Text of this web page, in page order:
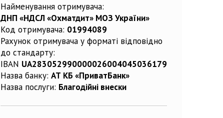
Найменування отримувача:
ДНП «НДСЛ «Охматдит» МОЗ України»
Код отримувача: 01994089
Рахунок отримувача у форматі відповідно
до стандарту:
IBAN UA283052990000026004045036179
Назва банку: АТ КБ «ПриватБанк»
Назва послуги: Благодійні внески